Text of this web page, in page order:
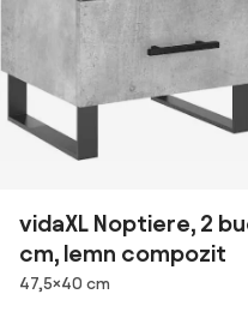
vidaXL Noptiere, 2
cm, lemn compozit
Dimensiuni
47,5×40 cm